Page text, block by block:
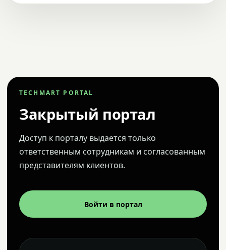
TECHMART PORTAL
Закрытый портал
Доступ к порталу выдается только
ответственным сотрудникам и согласованным
представителям клиентов.
Войти в портал